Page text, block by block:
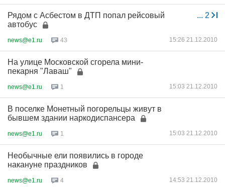
... 2
Рядом с Асбестом в ДТП попал рейсовый
автобус
news@e1.ru 43 15:26 21.12.2010
На улице Московской сгорела мини-
пекарня "Лаваш"
news@e1.ru 1 15:03 21.12.2010
В поселке Монетный погорельцы живут в
бывшем здании наркодиспансера
news@e1.ru 1 15:03 21.12.2010
Необычные ели появились в городе
накануне праздников
news@e1.ru 4 14:53 21.12.2010